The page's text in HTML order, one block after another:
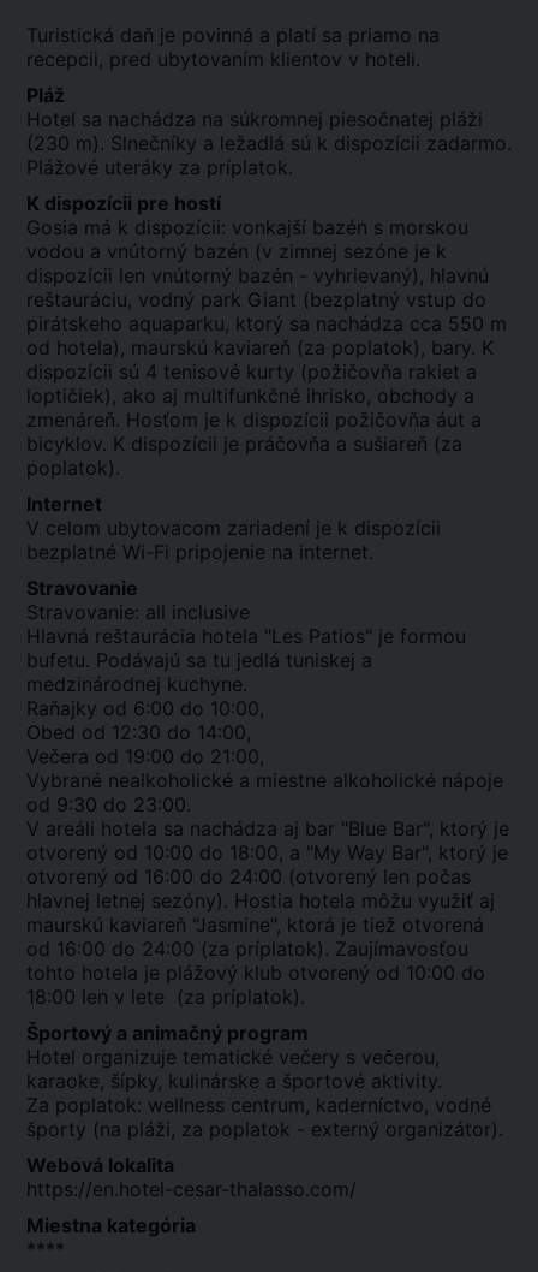
Turistická daň je povinná a platí sa priamo na
recepcii, pred ubytovaním klientov v hoteli.
Pláž
Hotel sa nachádza na súkromnej piesočnatej pláži
(230 m). Slnečníky a ležadlá sú k dispozícii zadarmo.
Plážové uteráky za príplatok.
K dispozícii pre hostí
Gosia má k dispozícii: vonkajší bazén s morskou
vodou a vnútorný bazén (v zimnej sezóne je k
dispozícii len vnútorný bazén - vyhrievaný), hlavnú
reštauráciu, vodný park Giant (bezplatný vstup do
pirátskeho aquaparku, ktorý sa nachádza cca 550 m
od hotela), maurskú kaviareň (za poplatok), bary. K
dispozícii sú 4 tenisové kurty (požičovňa rakiet a
loptičiek), ako aj multifunkčné ihrisko, obchody a
zmenáreň. Hosťom je k dispozícii požičovňa áut a
bicyklov. K dispozícii je práčovňa a sušiareň (za
poplatok).
Internet
V celom ubytovacom zariadení je k dispozícii
bezplatné Wi-Fi pripojenie na internet.
Stravovanie
Stravovanie: all inclusive
Hlavná reštaurácia hotela "Les Patios" je formou
bufetu. Podávajú sa tu jedlá tuniskej a
medzinárodnej kuchyne.
Raňajky od 6:00 do 10:00,
Obed od 12:30 do 14:00,
Večera od 19:00 do 21:00,
Vybrané nealkoholické a miestne alkoholické nápoje
od 9:30 do 23:00.
V areáli hotela sa nachádza aj bar "Blue Bar", ktorý je
otvorený od 10:00 do 18:00, a "My Way Bar", ktorý je
otvorený od 16:00 do 24:00 (otvorený len počas
hlavnej letnej sezóny). Hostia hotela môžu využiť aj
maurskú kaviareň "Jasmine", ktorá je tiež otvorená
od 16:00 do 24:00 (za príplatok). Zaujímavosťou
tohto hotela je plážový klub otvorený od 10:00 do
18:00 len v lete (za príplatok).
Športový a animačný program
Hotel organizuje tematické večery s večerou,
karaoke, šípky, kulinárske a športové aktivity.
Za poplatok: wellness centrum, kaderníctvo, vodné
športy (na pláži, za poplatok - externý organizátor).
Webová lokalita
https://en.hotel-cesar-thalasso.com/
Miestna kategória
****